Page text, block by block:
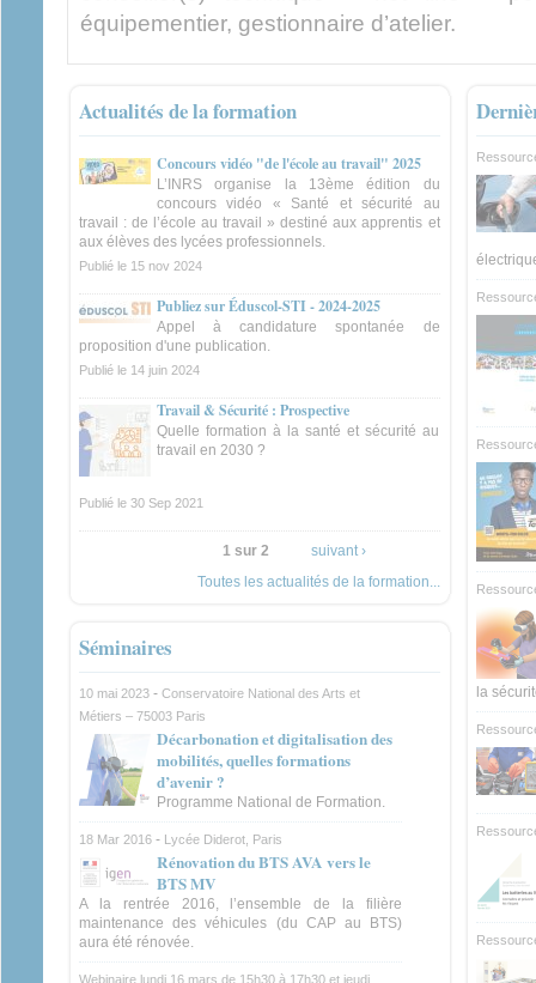
équipementier, gestionnaire d’atelier.
Actualités de la formation
Concours vidéo "de l'école au travail" 2025
L’INRS organise la 13ème édition du
concours vidéo « Santé et sécurité au
travail : de l’école au travail » destiné aux apprentis et
aux élèves des lycées professionnels.
Publié le 15 nov 2024
Publiez sur Éduscol-STI - 2024-2025
Appel à candidature spontanée de
proposition d'une publication.
Publié le 14 juin 2024
Travail & Sécurité : Prospective
Quelle formation à la santé et sécurité au
travail en 2030 ?
Publié le 30 Sep 2021
1 sur 2
suivant ›
Toutes les actualités de la formation...
Séminaires
10 mai 2023 - Conservatoire National des Arts et
Métiers – 75003 Paris
Décarbonation et digitalisation des
mobilités, quelles formations
d’avenir ?
Programme National de Formation.
18 Mar 2016 - Lycée Diderot, Paris
Rénovation du BTS AVA vers le
BTS MV
A la rentrée 2016, l’ensemble de la filière
maintenance des véhicules (du CAP au BTS)
aura été rénovée.
Webinaire lundi 16 mars de 15h30 à 17h30 et jeudi
la